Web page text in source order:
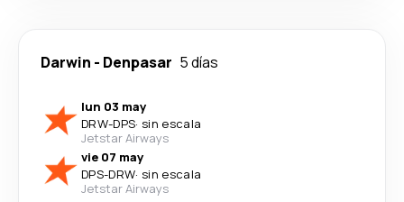
Darwin - Denpasar 5 días
lun 03 may
DRW-DPS· sin escala
Jetstar Airways
vie 07 may
DPS-DRW· sin escala
Jetstar Airways